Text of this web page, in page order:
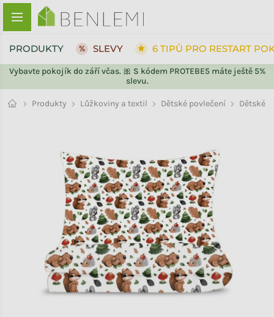
Přejít na obsah
Vybavte pokojík do září včas. 🎀 S kódem PROTEBE5 máte ještě 5%
slevu.
PRODUKTY SLEVY 6 TIPŮ PRO RESTART
Produkty Lůžkoviny a textil Dětské povlečení Dětské
ZPĚT DO OBCHODU
ZPĚT DO OBCHODU